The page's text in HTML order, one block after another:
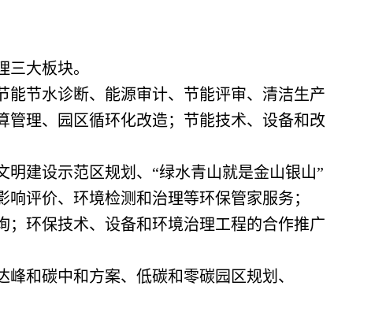
大板块。
节水诊断、能源审计、节能评审、清洁生产
理、园区循环化改造；节能技术、设备和改
建设示范区规划、“绿水青山就是金山银山”
评价、环境检测和治理等环保管家服务；
；环保技术、设备和环境治理工程的合作推广
和碳中和方案、低碳和零碳园区规划、